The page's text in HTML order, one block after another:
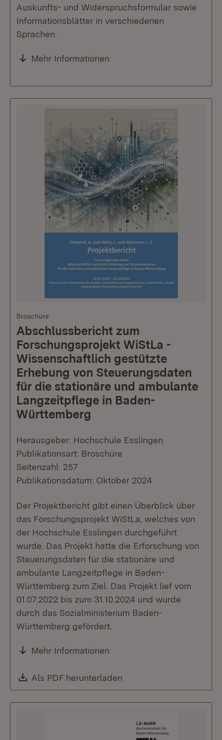
Auskunfts- und Widerspruchsformular sowie
Informationsblätter in verschiedenen
Sprachen.
Mehr Informationen
Broschüre
Abschlussbericht zum
Forschungsprojekt WiStLa -
Wissenschaftlich gestützte
Erhebung von Steuerungsdaten
für die stationäre und ambulante
Langzeitpflege in Baden-
Württemberg
Herausgeber: Hochschule Esslingen
Publikationsart: Broschüre
Seitenzahl: 257
Publikationsdatum: Oktober 2024
Der Projektbericht gibt einen Überblick über
das Forschungsprojekt WiStLa, welches von
der Hochschule Esslingen durchgeführt
wurde. Das Projekt hatte die Erforschung von
Steuerungsdaten für die stationäre und
ambulante Langzeitpflege in Baden-
Württemberg zum Ziel. Das Projekt lief vom
01.07.2022 bis zum 31.10.2024 und wurde
durch das Sozialministerium Baden-
Württemberg gefördert.
Mehr Informationen
Download:
Als PDF herunterladen